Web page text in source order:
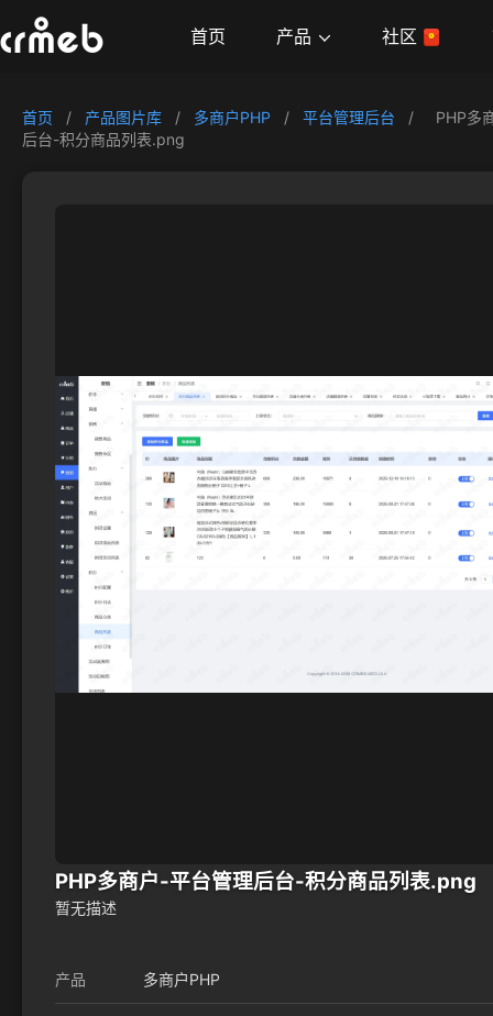
首页 产品 社区
首页 / 产品图片库 / 多商户PHP / 平台管理后台 /
PHP多
后台-积分商品列表.png
PHP多商户-平台管理后台-积分商品列表.png
暂无描述
产品 多商户PHP